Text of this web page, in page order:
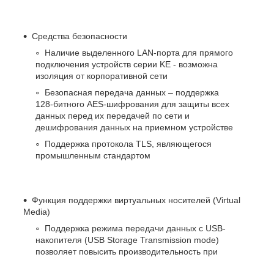
Средства безопасности
Наличие выделенного LAN-порта для прямого
подключения устройств серии KE - возможна
изоляция от корпоративной сети
Безопасная передача данных – поддержка
128-битного AES-шифрования для защиты всех
данных перед их передачей по сети и
дешифрования данных на приемном устройстве
Поддержка протокола TLS, являющегося
промышленным стандартом
Функция поддержки виртуальных носителей (Virtual
Media)
Поддержка режима передачи данных с USB-
накопителя (USB Storage Transmission mode)
позволяет повысить производительность при